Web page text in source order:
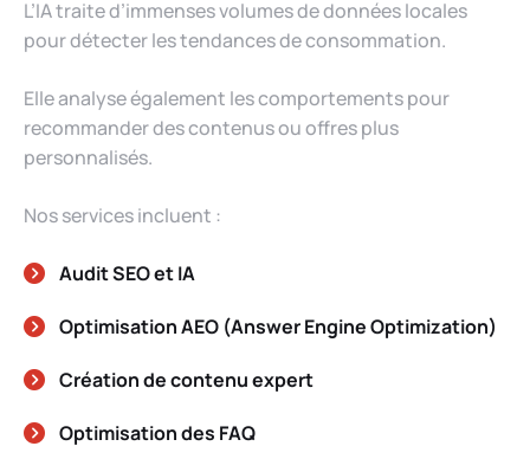
L’IA traite d’immenses volumes de données locales
pour détecter les tendances de consommation.
Elle analyse également les comportements pour
recommander des contenus ou offres plus
personnalisés.
Nos services incluent :
Audit SEO et IA
Optimisation AEO (Answer Engine Optimization)
Création de contenu expert
Optimisation des FAQ